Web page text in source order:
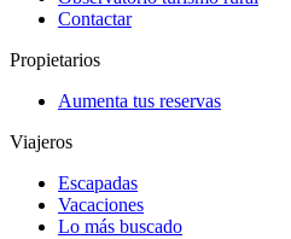
Contactar
Propietarios
Aumenta tus reservas
Viajeros
Escapadas
Vacaciones
Lo más buscado